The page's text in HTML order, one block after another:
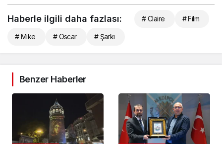
Haberle ilgili daha fazlası: # Claire # Film
# Mike # Oscar # Şarkı
Benzer Haberler